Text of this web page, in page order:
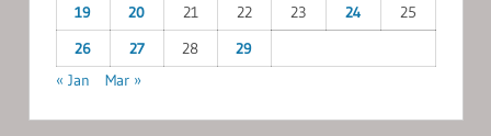
19
20 21 22 23 24
25
26
27 28
29
« Jan
Mar »